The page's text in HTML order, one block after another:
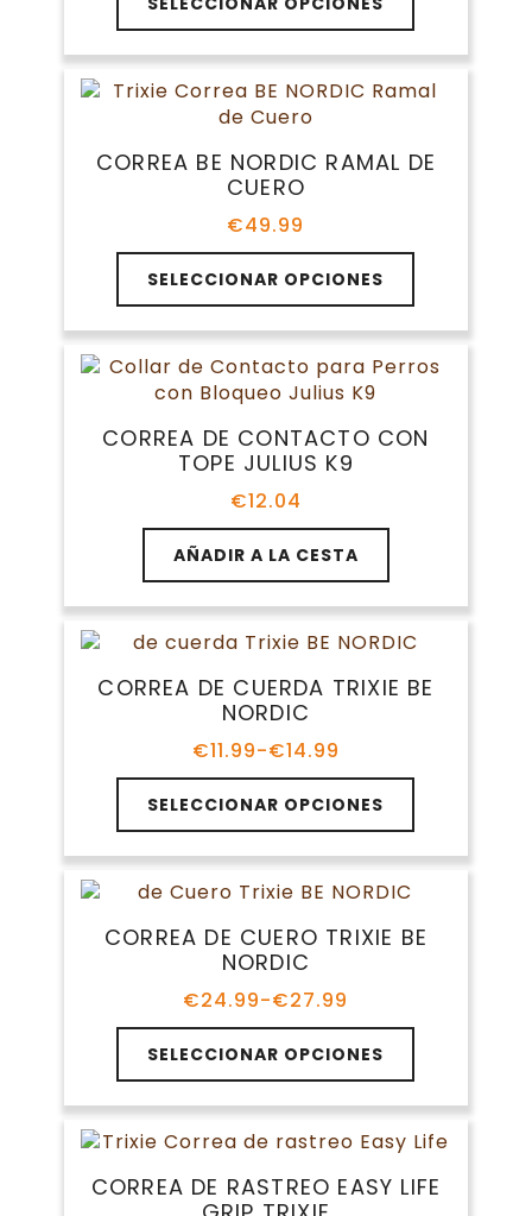
la
página
de
producto
desde
€13.00
hasta
€22.99
producto
tiene
múltiples
variantes.
se
en
página
de
producto
CORREA BE NORDIC RAMAL DE
CUERO
€49.99
SELECCIONAR OPCIONES
Este
producto
tiene
múltiples
variantes.
se
pueden
página
de
producto
CORREA DE CONTACTO CON
TOPE JULIUS K9
€12.04
AÑADIR A LA CESTA
CORREA DE CUERDA TRIXIE BE
NORDIC
€11.99-€14.99
Rango
de
precios:
desde
€11.99
hasta
€14.99
SELECCIONAR OPCIONES
Este
producto
tiene
múltiples
variantes.
opciones
pueden
elegir
la
página
de
producto
CORREA DE CUERO TRIXIE BE
NORDIC
€24.99-€27.99
Rango
de
precios:
desde
€24.99
hasta
€27.99
SELECCIONAR OPCIONES
Este
producto
tiene
múltiples
variantes.
opciones
CORREA DE RASTREO EASY LIFE